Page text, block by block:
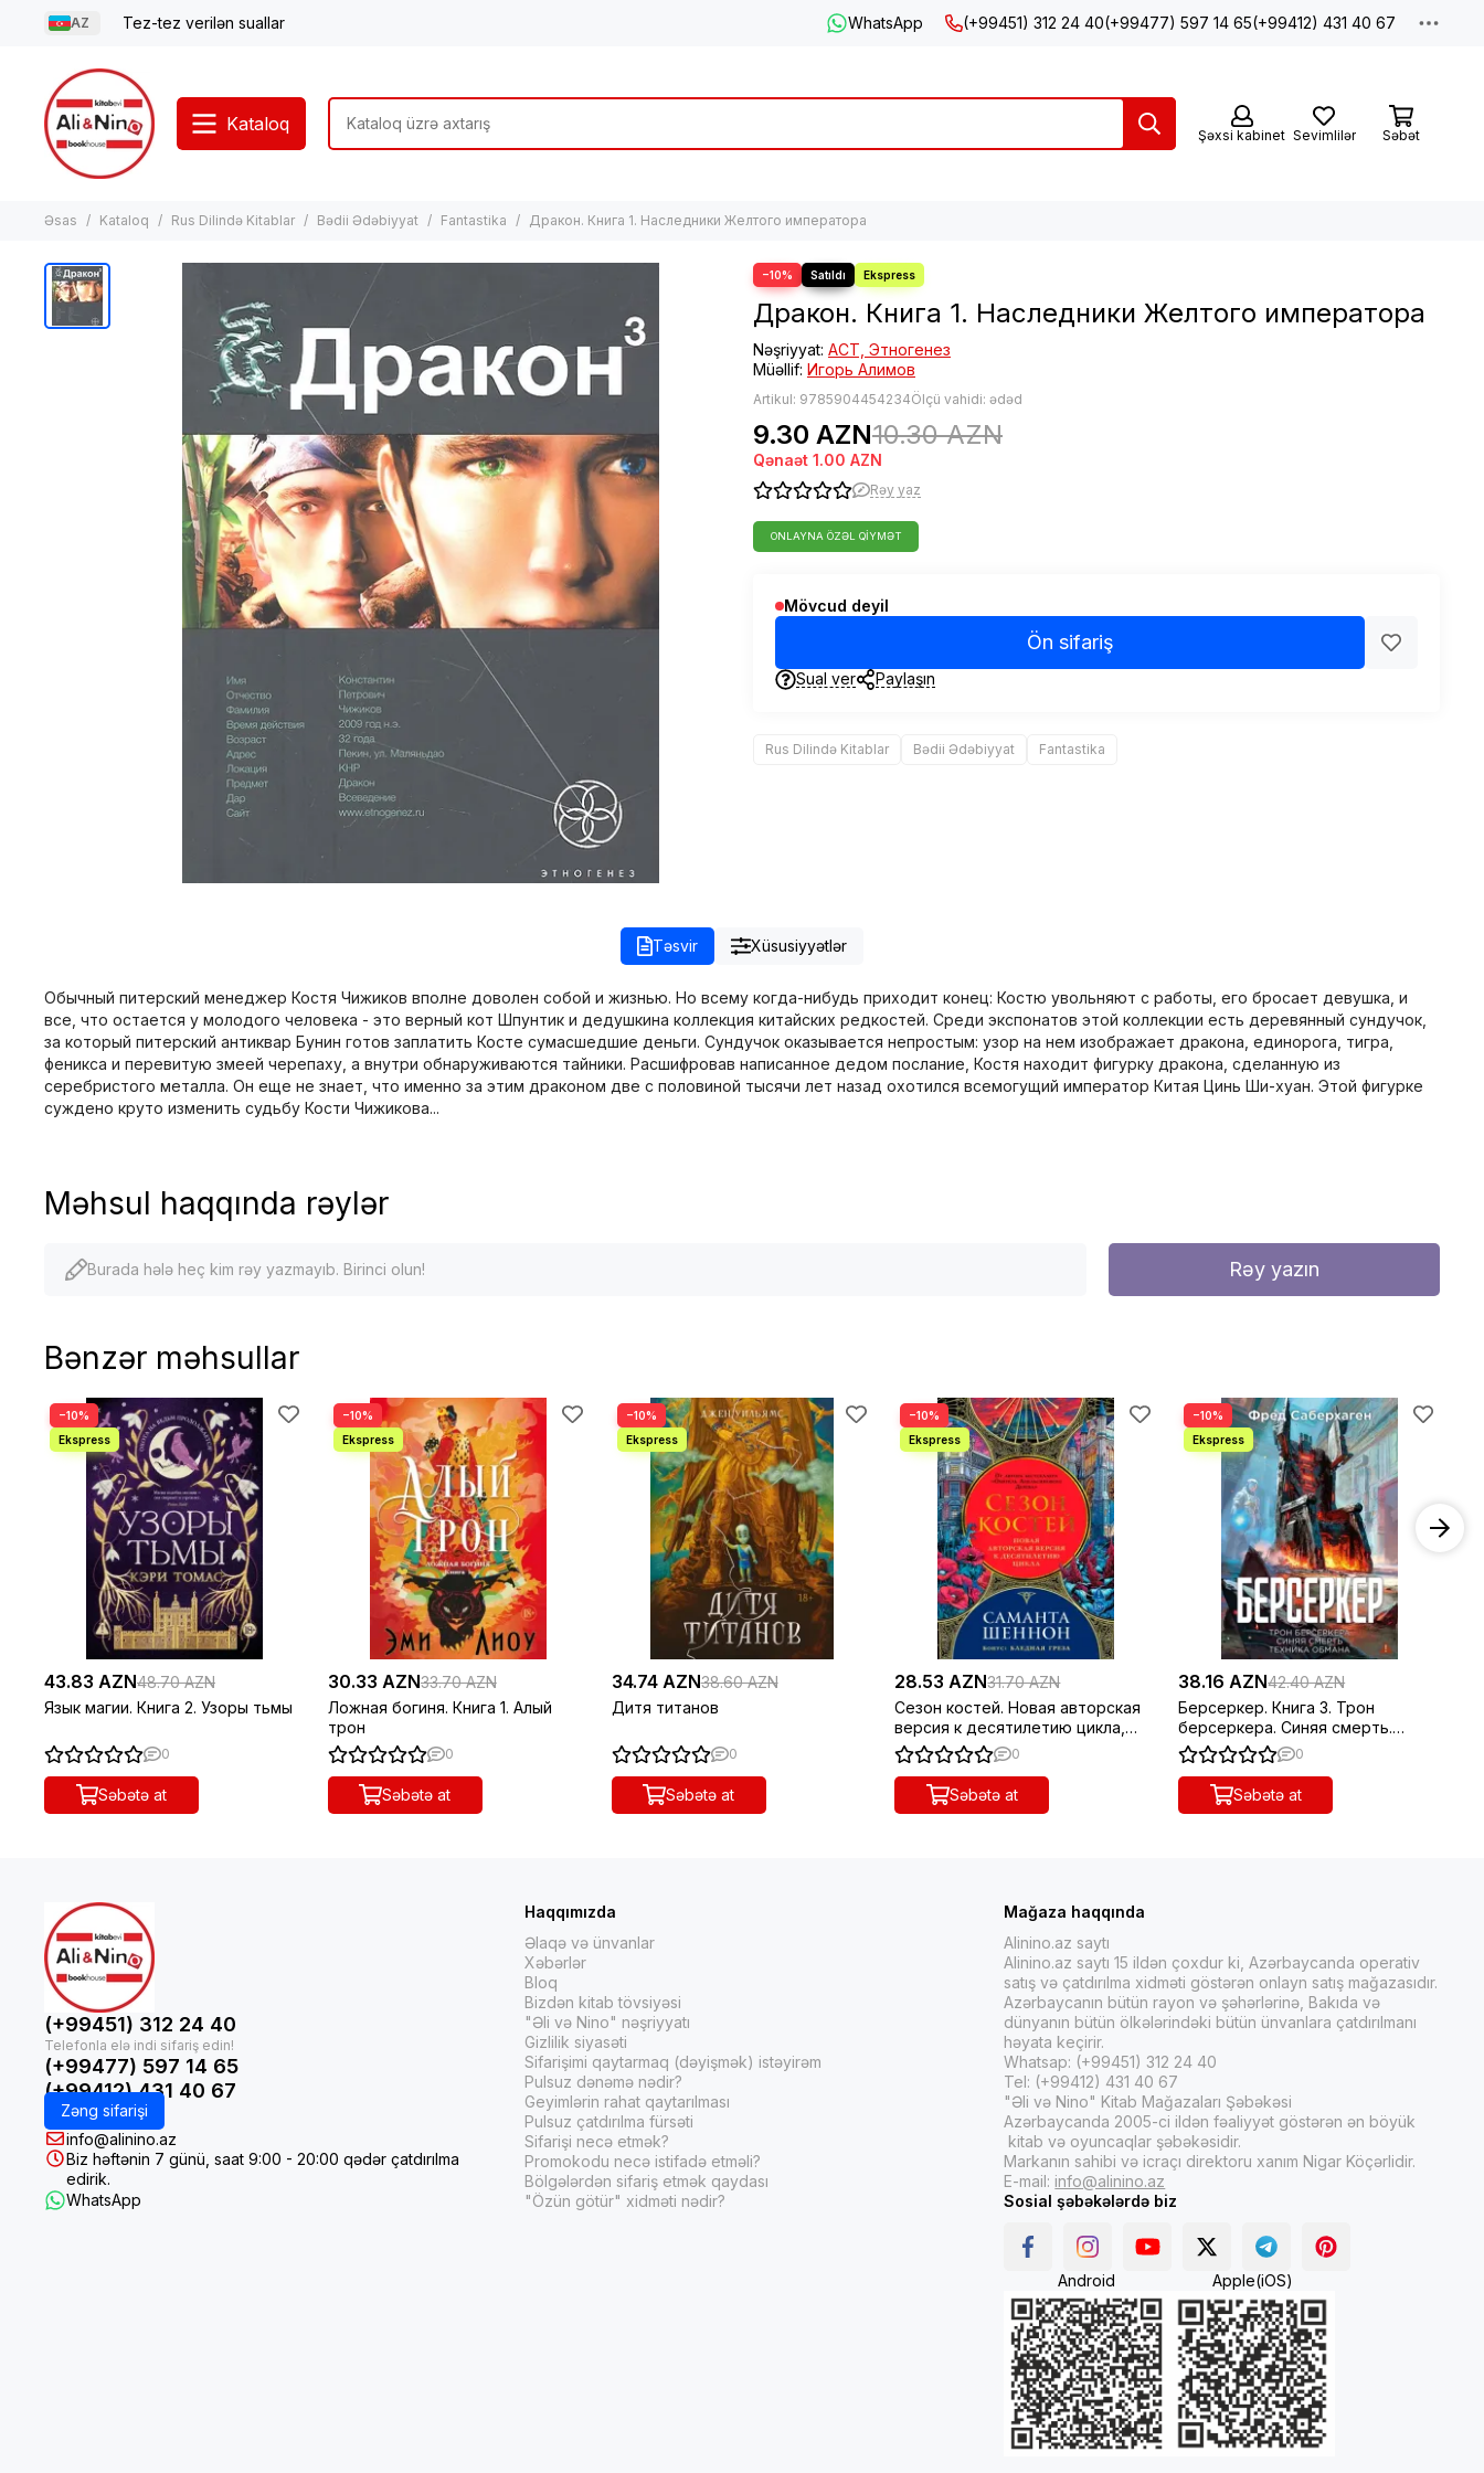
AZ Tez-tez verilən suallar WhatsApp (+99451) 312 24 40(+99477) 597 14 65(+99412) 431 40 67
Kataloq
Şəxsi kabinet Sevimlilər Səbət
Əsas Kataloq Rus Dilində Kitablar Bədii Ədəbiyyat Fantastika Дракон. Книга 1. Наследники Желтого императора
−10%
Дракон. Книга 1. Наследники Желтого императора
Nəşriyyat: АСТ, Этногенез
Müəllif: Игорь Алимов
Artikul: 9785904454234Ölçü vahidi: ədəd
9.30 AZN10.30 AZN
Qənaət 1.00 AZN
Rəy yaz
ONLAYNA ÖZƏL QIYMƏT
Mövcud deyil
Ön sifariş
Sual ver Paylaşın
Rus Dilində Kitablar Bədii Ədəbiyyat Fantastika
Təsvir Xüsusiyyətlər
Обычный питерский менеджер Костя Чижиков вполне доволен собой и жизнью. Но всему когда-нибудь приходит конец: Костю увольняют с работы, его бросает девушка, и
все, что остается у молодого человека - это верный кот Шпунтик и дедушкина коллекция китайских редкостей. Среди экспонатов этой коллекции есть деревянный сундучок,
за который питерский антиквар Бунин готов заплатить Косте сумасшедшие деньги. Сундучок оказывается непростым: узор на нем изображает дракона, единорога, тигра,
феникса и перевитую змеей черепаху, а внутри обнаруживаются тайники. Расшифровав написанное дедом послание, Костя находит фигурку дракона, сделанную из
серебристого металла. Он еще не знает, что именно за этим драконом две с половиной тысячи лет назад охотился всемогущий император Китая Цинь Ши-хуан. Этой фигурке
суждено круто изменить судьбу Кости Чижикова...
Məhsul haqqında rəylər
Burada hələ heç kim rəy yazmayıb. Birinci olun! Rəy yazın
Bənzər məhsullar
−10%
43.83 AZN48.70 AZN
Язык магии. Книга 2. Узоры тьмы
0
Səbətə at
−10%
30.33 AZN33.70 AZN
Ложная богиня. Книга 1. Алый
трон
0
Səbətə at
−10%
34.74 AZN38.60 AZN
Дитя титанов
0
Səbətə at
−10%
28.53 AZN31.70 AZN
Сезон костей. Новая авторская
версия к десятилетию цикла,
переработанная и дополненная,
с повестью-п
0
Səbətə at
−10%
38.16 AZN42.40 AZN
Берсеркер. Книга 3. Трон
берсеркера. Синяя смерть.
Техника обмана
0
Səbətə at
(+99451) 312 24 40
(+99477) 597 14 65
(+99412) 431 40 67
Zəng sifarişi
info@alinino.az
Biz həftənin 7 günü, saat 9:00 - 20:00 qədər çatdırılma
edirik.
WhatsApp
Haqqımızda
Əlaqə və ünvanlar
Xəbərlər
Bloq
Bizdən kitab tövsiyəsi
"Əli və Nino" nəşriyyatı
Gizlilik siyasəti
Sifarişimi qaytarmaq (dəyişmək) istəyirəm
Pulsuz dənəmə nədir?
Geyimlərin rahat qaytarılması
Pulsuz çatdırılma fürsəti
Sifarişi necə etmək?
Promokodu necə istifadə etməli?
Bölgələrdən sifariş etmək qaydası
"Özün götür" xidməti nədir?
Mağaza haqqında
Alinino.az saytı
Alinino.az saytı 15 ildən çoxdur ki, Azərbaycanda operativ
satış və çatdırılma xidməti göstərən onlayn satış mağazasıdır.
Azərbaycanın bütün rayon və şəhərlərinə, Bakıda və
dünyanın bütün ölkələrindəki bütün ünvanlara çatdırılmanı
həyata keçirir.
Whatsap: (+99451) 312 24 40
Tel: (+99412) 431 40 67
"Əli və Nino" Kitab Mağazaları Şəbəkəsi
Azərbaycanda 2005-ci ildən fəaliyyət göstərən ən böyük
kitab və oyuncaqlar şəbəkəsidir.
Markanın sahibi və icraçı direktoru xanım Nigar Köçərlidir.
E-mail: info@alinino.az
Sosial şəbəkələrdə biz
Android Apple(iOS)